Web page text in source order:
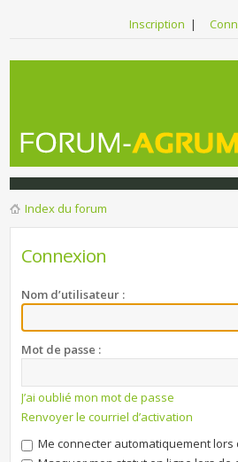
Inscription |
Index du forum
Connexion
Nom d’utilisateur :
Mot de passe :
J’ai oublié mon mot de passe
Renvoyer le courriel d’activation
Me connecter automatiquement lors